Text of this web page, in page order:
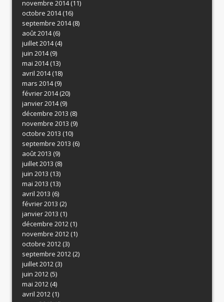
novembre 2014(11)
octobre 2014(16)
septembre 2014(8)
août 2014(6)
juillet 2014(4)
juin 2014(9)
mai 2014(13)
avril 2014(18)
mars 2014(9)
février 2014(20)
janvier 2014(9)
décembre 2013 (8)
novembre 2013 (9)
octobre 2013 (10)
septembre 2013 (6)
août 2013 (9)
juillet 2013 (8)
juin 2013 (13)
mai 2013 (13)
avril 2013 (6)
février 2013 (2)
janvier 2013 (1)
décembre 2012(1)
novembre 2012(1)
octobre 2012(3)
septembre 2012(2)
juillet 2012(3)
juin 2012(5)
mai 2012(4)
avril 2012(1)